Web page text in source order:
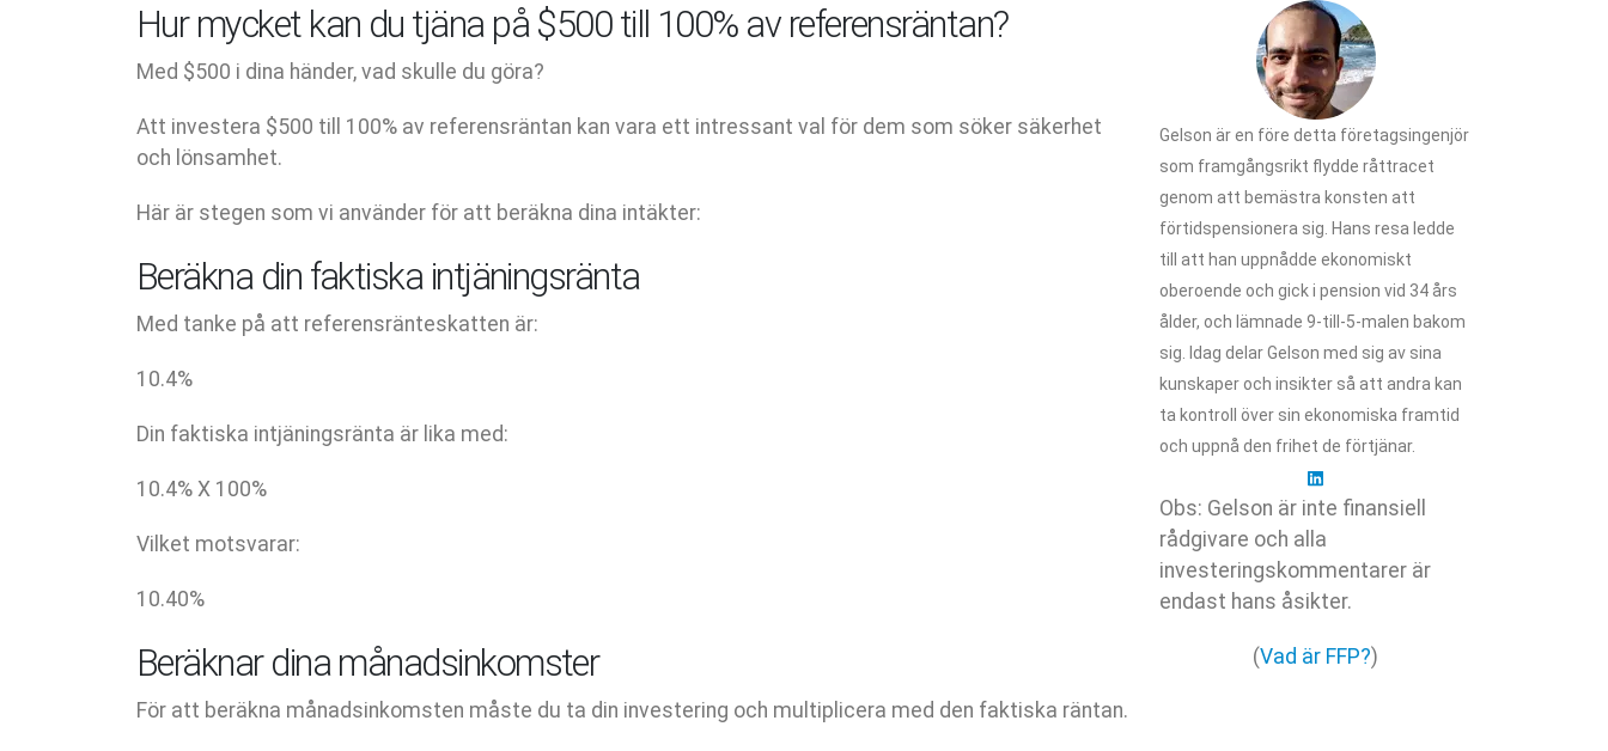
Hur mycket kan du tjäna på $500 till 100% av referensräntan?
Med $500 i dina händer, vad skulle du göra?
Att investera $500 till 100% av referensräntan kan vara ett intressant val för dem som söker säkerhet
och lönsamhet.
Här är stegen som vi använder för att beräkna dina intäkter:
Beräkna din faktiska intjäningsränta
Med tanke på att referensränteskatten är:
10.4%
Din faktiska intjäningsränta är lika med:
10.4% X 100%
Vilket motsvarar:
10.40%
Beräknar dina månadsinkomster
För att beräkna månadsinkomsten måste du ta din investering och multiplicera med den faktiska räntan.
Gelson är en före detta företagsingenjör
som framgångsrikt flydde råttracet
genom att bemästra konsten att
förtidspensionera sig. Hans resa ledde
till att han uppnådde ekonomiskt
oberoende och gick i pension vid 34 års
ålder, och lämnade 9-till-5-malen bakom
sig. Idag delar Gelson med sig av sina
kunskaper och insikter så att andra kan
ta kontroll över sin ekonomiska framtid
och uppnå den frihet de förtjänar.
Obs: Gelson är inte finansiell
rådgivare och alla
investeringskommentarer är
endast hans åsikter.
(Vad är FFP?)